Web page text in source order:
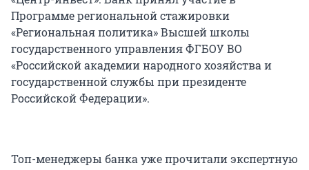
Программе региональной стажировки
«Региональная политика» Высшей школы
государственного управления ФГБОУ ВО
«Российской академии народного хозяйства и
государственной службы при президенте
Российской Федерации».
Топ-менеджеры банка уже прочитали экспертную